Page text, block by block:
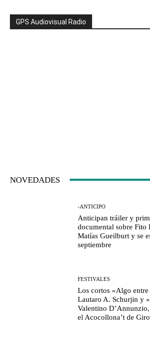
GPS Audiovisual Radio
NOVEDADES
-ANTICIPO
Anticipan tráiler y
documental sobre Fito
Matías Gueilburt y se
septiembre
FESTIVALES
Los cortos «Algo entre
Lautaro A. Schurjin y
Valentino
el Acocollona’t de